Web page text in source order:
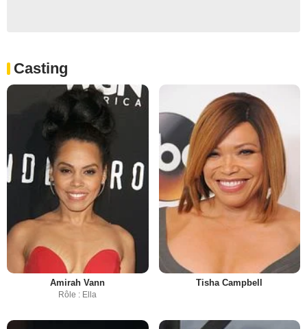
Casting
Amirah Vann
Rôle : Ella
Tisha Campbell